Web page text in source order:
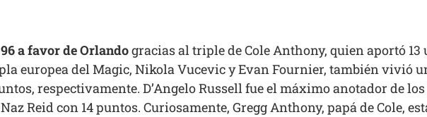
a favor de Orlandogracias al triple de Cole Anthony, quien aportó 13
europea del Magic, Nikola Vucevic y Evan Fournier, también vivió
respectivamente. D’Angelo Russell fue el máximo anotador de
Reid con 14 puntos. Curiosamente, Gregg Anthony, papá de Cole,